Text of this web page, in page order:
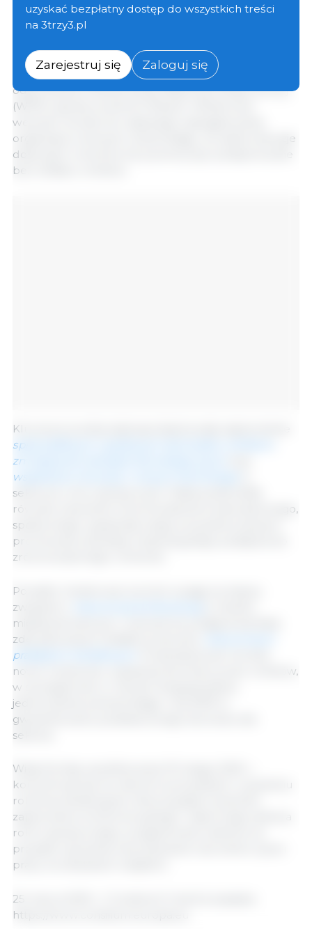
potrzebę uczynienia rolnictwa atrakcyjną karierą dla
przyszłych pokoleń.
Polski minister Czesław Siekierski
podkreślił
konieczność zapewnienia dedykowanej i
odpowiednio finansowanej Wspólnej Polityki Rolnej
(WPR) opartej na dwóch filarach. Ministrowie
wezwali również do większego zaangażowania
organizacji rolniczych, stwierdzając, że żadne decyzje
dotyczące rolnictwa nie powinny być podejmowane
bez wkładu rolników.
Kluczowe punkty dyskusji obejmowały zapewnienie
sprawiedliwych i godziwych dochodów rolnikom
zmniejszenie obciążeń biurokratycznych
wspieranie innowacji i nowych technologii
sektorze rolno-spożywczym. Rada podkreśliła
również znaczenie zrównoważenia środowiskowego,
społecznego i gospodarczego przy jednoczesnym
promowaniu bardziej motywacyjnego podejścia do
zrównoważonego rolnictwa.
Ponadto ministrowie zwrócili uwagę na obawy
związane z
międzynarodowym i wezwali do podjęcia bardziej
zdecydowanych działań przeciwko
praktykom handlowym
nowe możliwości uzyskania dochodu przez rolników,
w szczególności w ramach biogospodarki,
jednocześnie potwierdzając rolę WPR w
gwarantowaniu podstawowego dochodu dla
sektora.
Wizja Komisji, opublikowana 19 lutego 2025 r.,
koncentruje się na czterech priorytetach: uczynieniu
rolnictwa atrakcyjnym dla przyszłych pokoleń,
zapewnieniu konkurencyjnego i odpornego sektora
rolno-spożywczego, przygotowaniu sektora na
przyszłe wyzwania oraz poprawie warunków życia i
pracy na obszarach wiejskich.
25 marca 2025 r./ Consilium/ Unia Europejska.
https://www.consilium.europa.eu
uzyskać bezpłatny dostęp do wszystkich treści
na 3trzy3.pl
Zarejestruj się Zaloguj się